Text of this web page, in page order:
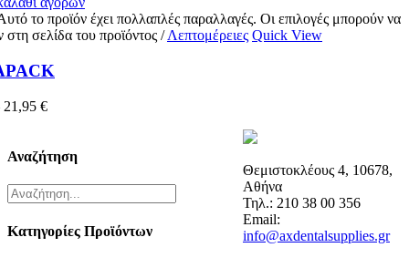
το προϊόν έχει πολλαπλές παραλλαγές. Οι επιλογές μπορούν να
στη σελίδα του προϊόντος /Λεπτομέρειες Quick View
21,95 €
Αναζήτηση
Κατηγορίες Προϊόντων
Θεμιστοκλέους 4, 10678,
Αθήνα
Τηλ.: 210 38 00 356
Email:
info@axdentalsupplies.gr